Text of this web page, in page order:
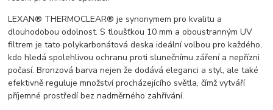
LEXAN® THERMOCLEAR® je synonymem pro kvalitu a
dlouhodobou odolnost. S tloušťkou 10 mm a oboustranným UV
filtrem je tato polykarbonátová deska ideální volbou pro každého,
kdo hledá spolehlivou ochranu proti slunečnímu záření a nepřízni
počasí. Bronzová barva nejen že dodává eleganci a styl, ale také
efektivně reguluje množství procházejícího světla, čímž vytváří
příjemné prostředí bez nadměrného zahřívání.